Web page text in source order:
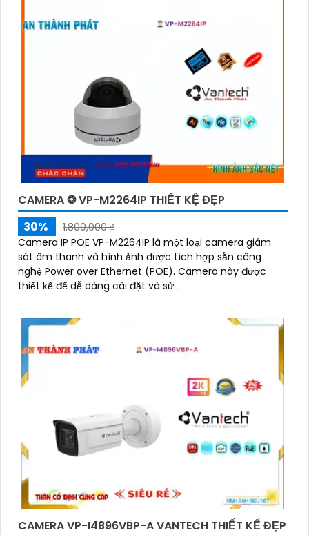
CAMERA ❂ VP-M2264IP THIẾT KỆ ĐẸP
30%
1,800,000 ₫
Camera IP POE VP-M2264IP là một loại camera giám
sát âm thanh và hình ảnh được tích hợp sẵn công
nghệ Power over Ethernet (POE). Camera này được
thiết kế để dễ dàng cài đặt và sử...
CAMERA VP-I4896VBP-A VANTECH THIẾT KẾ ĐẸP